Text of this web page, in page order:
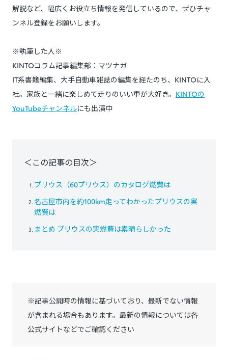
解説など、幅広くお役立ち情報を発信しているので、ぜひチャ
ンネル登録をお願いします。
※執筆した人※
KINTOコラム記事編集部：マツナガ
IT系書籍編集、大手自動車雑誌の編集を経たのち、KINTOに入
社。家族と一緒に楽しめて走りのいい車が大好き。 KINTOの
YouTubeチャンネルにも出演中
＜この記事の目次＞
プリウス（60プリウス）のカタログ燃費は
名古屋市内を約100km走ってわかったプリウスの実
燃費は
まとめ プリウスの実燃費は素晴らしかった
※記事公開時の情報に基づいており、最新でない情報
が含まれる場合もあります。最新の情報については各
公式サイトなどでご確認ください